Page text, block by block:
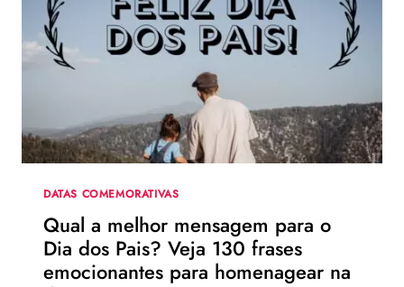
DATAS COMEMORATIVAS
Qual a melhor mensagem para o
Dia dos Pais? Veja 130 frases
emocionantes para homenagear na